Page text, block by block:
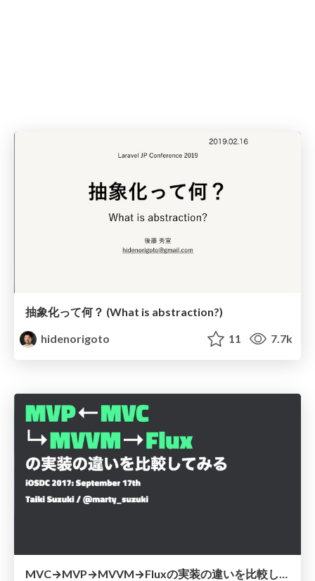
抽象化って何？ (What is abstraction?)
hidenorigoto
11 7.7k
MVC→MVP→MVVM→Fluxの実装の違いを比較してみる